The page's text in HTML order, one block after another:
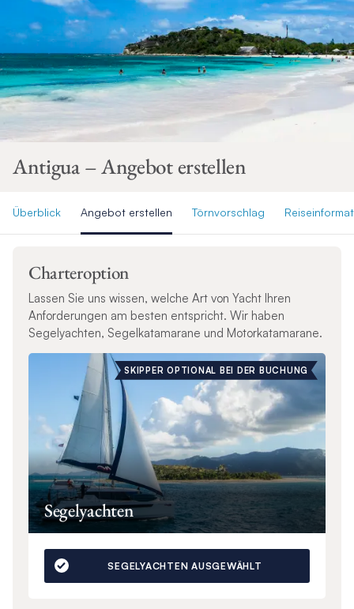
Antigua – Angebot erstellen
Überblick Angebot erstellen Törnvorschlag
Charteroption
Lassen Sie uns wissen, welche Art von Yacht Ihren
Anforderungen am besten entspricht. Wir haben
Segelyachten, Segelkatamarane und Motorkatamarane.
SKIPPER OPTIONAL BEI DER BUCHUNG
Segelyachten
SEGELYACHTEN AUSGEWÄHLT